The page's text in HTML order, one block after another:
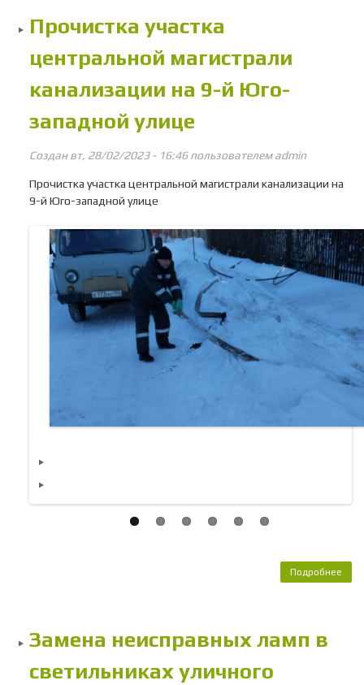
Прочистка участка
центральной магистрали
канализации на 9-й Юго-
западной улице
Создан вт, 28/02/2023 - 16:46 пользователемadmin
Прочистка участка центральной магистрали канализации на
9-й Юго-западной улице
Подробнее
Замена неисправных ламп в
светильниках уличного